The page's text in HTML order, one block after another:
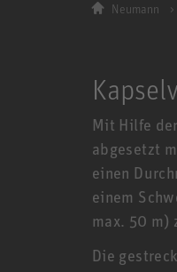
Neumann
Mit Hilfe
abgesetzt
einen
einem
max. 50 m)
Die